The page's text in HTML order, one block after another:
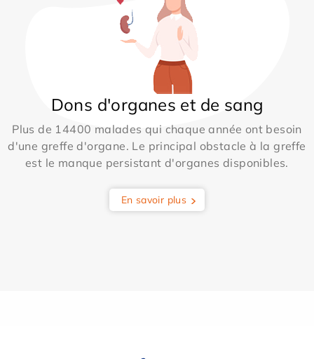
Dons d'organes et de sang
Plus de 14400 malades qui chaque année ont besoin
d'une greffe d'organe. Le principal obstacle à la greffe
est le manque persistant d'organes disponibles.
En savoir plus